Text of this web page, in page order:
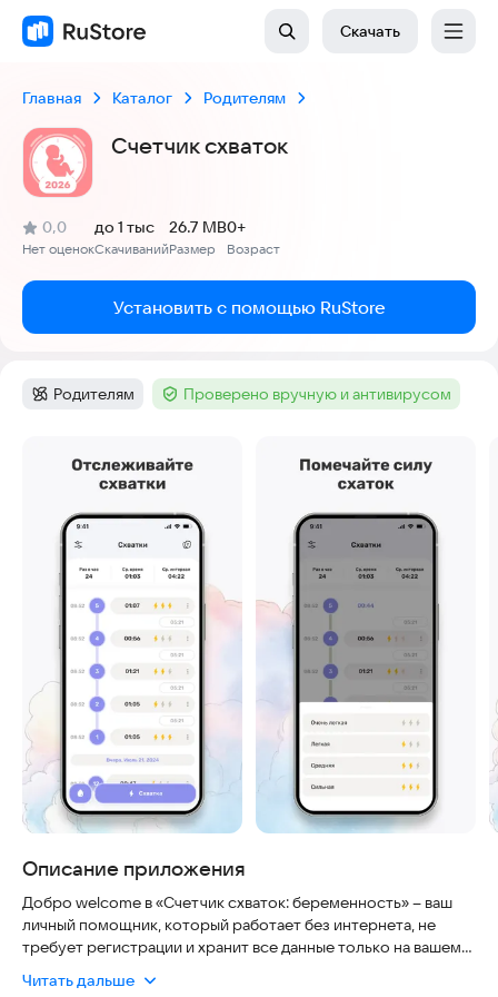
Скачать
Главная Каталог Родителям
Счетчик схваток
Рейтинг:
0,0
(
Нет оценок
)
Скачиваний
до 1 тыс
Размер
26.7 MB
Возраст
0+
Установить с помощью RuStore
Категория:
Родителям Тег :Проверено вручную и антивирусом
Скриншоты
Описание приложения
Добро welcome в «Счетчик схваток: беременность» – ваш
личный помощник, который работает без интернета, не
требует регистрации и хранит все данные только на вашем
всегда под рукой, даже в самый напряженный момент.
Читать дальше